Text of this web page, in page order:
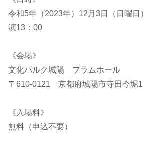
令和5年（2023年）12月3日（日曜
演13：00
《会場》
文化パルク城陽 プラムホール
〒610-0121 京都府城陽市寺田今堀1
《入場料》
無料（申込不要）